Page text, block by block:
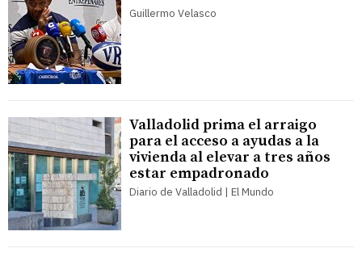
Guillermo Velasco
Valladolid prima el arraigo
para el acceso a ayudas a la
vivienda al elevar a tres años
estar empadronado
Diario de Valladolid | El Mundo